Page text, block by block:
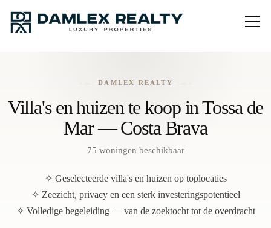
DAMLEX REALTY
Villa's en huizen te koop in Tossa de
Mar — Costa Brava
75 woningen beschikbaar
✧ Geselecteerde villa's en huizen op toplocaties
✧ Zeezicht, privacy en een sterk investeringspotentieel
✧ Volledige begeleiding — van de zoektocht tot de overdracht